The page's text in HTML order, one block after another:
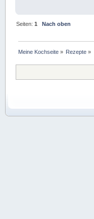
Seiten:1 Nach oben
Meine Kochseite » Rezepte »